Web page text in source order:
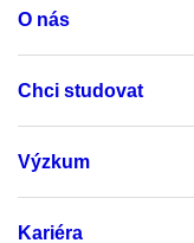
O nás
Chci studovat
Výzkum
Kariéra